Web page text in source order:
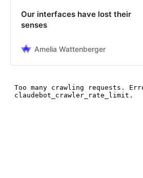
Our interfaces have lost their
senses
Amelia Wattenberger